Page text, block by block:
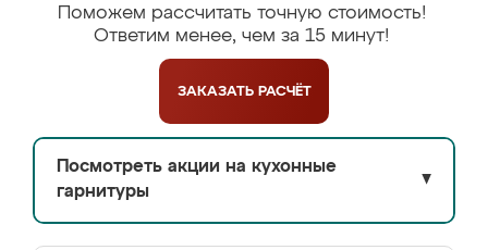
Поможем рассчитать точную стоимость!
Ответим менее, чем за 15 минут!
ЗАКАЗАТЬ РАСЧЁТ
Посмотреть акции на кухонные
гарнитуры
▼